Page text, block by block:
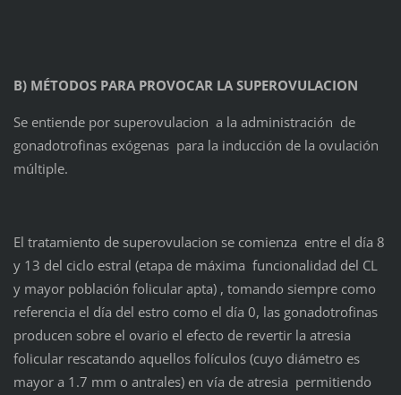
B) MÉTODOS PARA PROVOCAR LA SUPEROVULACION
Se entiende por superovulacion a la administración de
gonadotrofinas exógenas para la inducción de la ovulación
múltiple.
El tratamiento de superovulacion se comienza entre el día 8
y 13 del ciclo estral (etapa de máxima funcionalidad del CL
y mayor población folicular apta) , tomando siempre como
referencia el día del estro como el día 0, las gonadotrofinas
producen sobre el ovario el efecto de revertir la atresia
folicular rescatando aquellos folículos (cuyo diámetro es
mayor a 1.7 mm o antrales) en vía de atresia permitiendo